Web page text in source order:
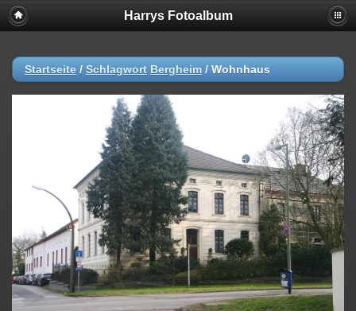
Harrys Fotoalbum
Startseite / Schlagwort Bergheim / Wohnhaus